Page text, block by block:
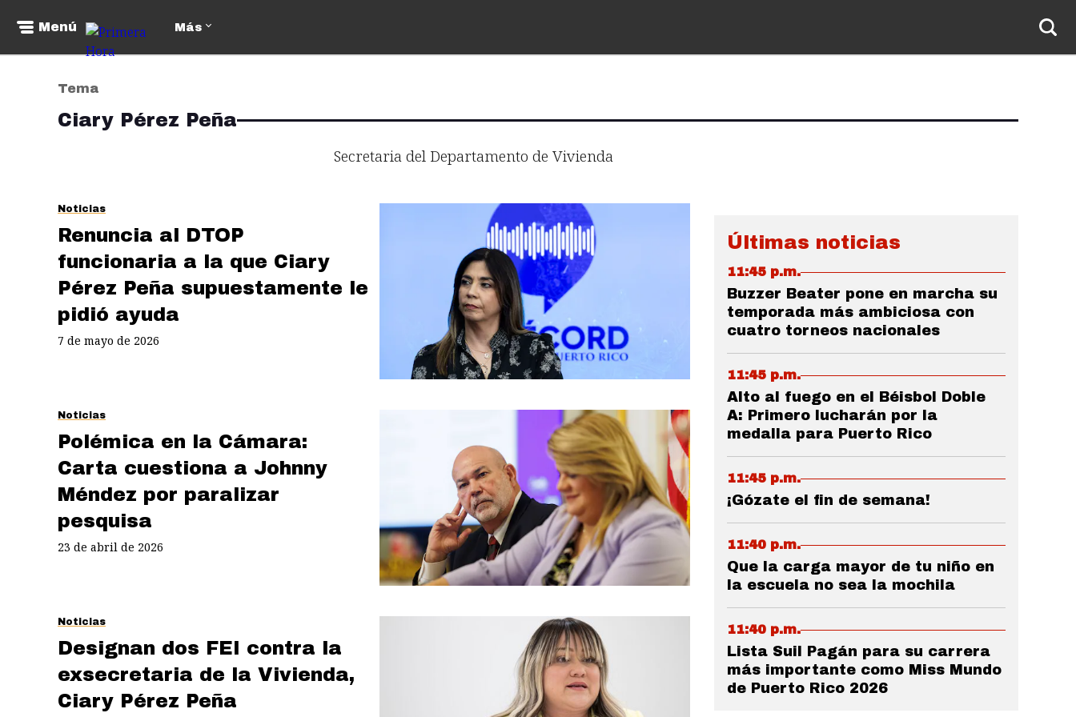
Menú Más
Tema
Ciary Pérez Peña
Secretaria del Departamento de Vivienda
Noticias
Renuncia al DTOP
funcionaria a la que Ciary
Pérez Peña supuestamente le
pidió ayuda
7 de mayo de 2026
Noticias
Polémica en la Cámara:
Carta cuestiona a Johnny
Méndez por paralizar
pesquisa
23 de abril de 2026
Noticias
Designan dos FEI contra la
exsecretaria de la Vivienda,
Ciary Pérez Peña
Últimas noticias
11:45 p.m.
Buzzer Beater pone en marcha su
temporada más ambiciosa con
cuatro torneos nacionales
11:45 p.m.
Alto al fuego en el Béisbol Doble
A: Primero lucharán por la
medalla para Puerto Rico
11:45 p.m.
¡Gózate el fin de semana!
11:40 p.m.
Que la carga mayor de tu niño en
la escuela no sea la mochila
11:40 p.m.
Lista Suil Pagán para su carrera
más importante como Miss Mundo
de Puerto Rico 2026